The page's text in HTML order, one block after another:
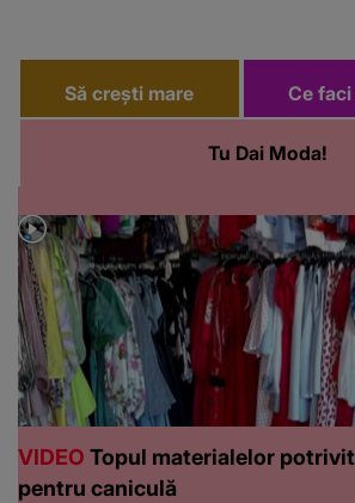
Să crești mare
Tu Dai Moda!
Ce
VIDEO Topul materialelor
pentru caniculă